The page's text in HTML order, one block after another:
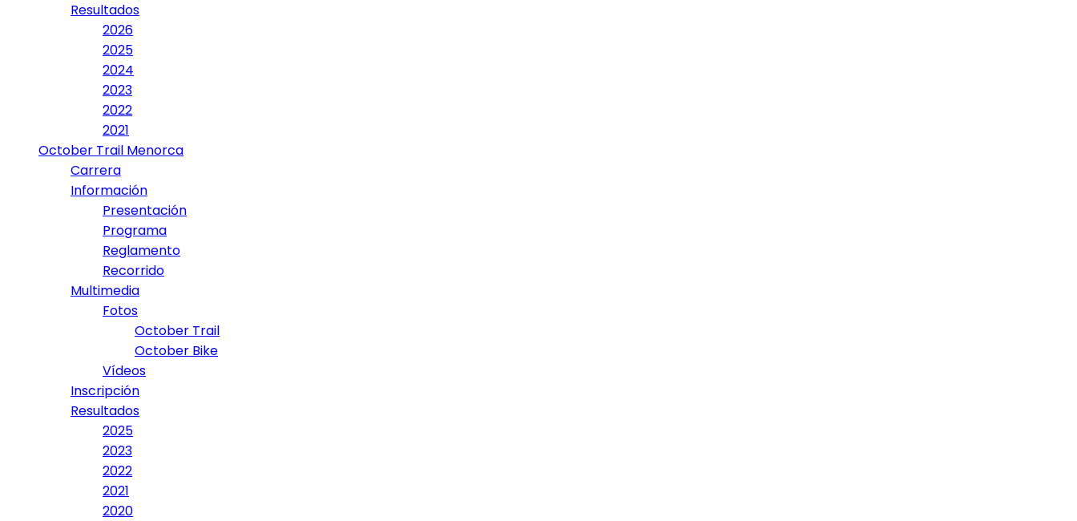
Resultados
2026
2025
2024
2023
2022
2021
October Trail Menorca
Carrera
Información
Presentación
Programa
Reglamento
Recorrido
Multimedia
Fotos
October Trail
October Bike
Vídeos
Inscripción
Resultados
2025
2023
2022
2021
2020